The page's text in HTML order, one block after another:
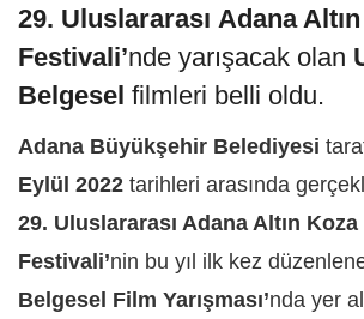
29. Uluslararası Adana
Festivali’nde yarışacak olan
Belgesel filmleri belli oldu.
Adana Büyükşehir Belediyesi
Eylül 2022 tarihleri arasında
29. Uluslararası Adana Altın
Festivali’nin bu yıl ilk kez
Belgesel Film Yarışması’nda yer